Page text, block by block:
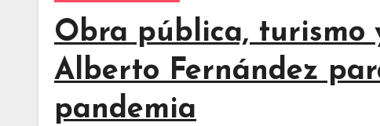
Obra pública, turismo
Alberto Fernández
pandemia